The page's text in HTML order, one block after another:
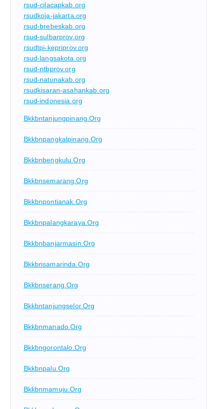
rsud-cilacapkab.org
rsudkoja-jakarta.org
rsud-brebeskab.org
rsud-sulbarprov.org
rsudtpi-kepriprov.org
rsud-langsakota.org
rsud-ntbprov.org
rsud-natunakab.org
rsudkisaran-asahankab.org
rsud-indonesia.org
Bkkbntanjungpinang.org
Bkkbnpangkalpinang.org
Bkkbnbengkulu.org
Bkkbnsemarang.org
Bkkbnpontianak.org
Bkkbnpalangkaraya.org
Bkkbnbanjarmasin.org
Bkkbnsamarinda.org
Bkkbnserang.org
Bkkbntanjungselor.org
Bkkbnmanado.org
Bkkbngorontalo.org
Bkkbnpalu.org
Bkkbnmamuju.org